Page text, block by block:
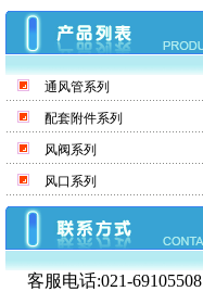
通风管系列
配套附件系列
风阀系列
风口系列
客服电话:021-69105508